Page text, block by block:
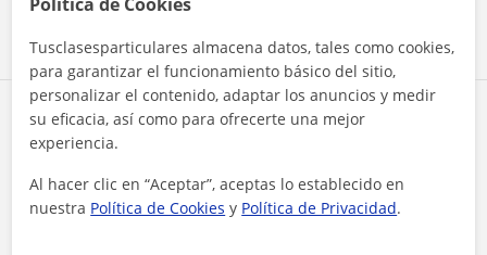
Zona de Jorge
Localidades a las que se desplaza para dar clase
Huelva (Ciudad)
Tusclasesparticulares almacena datos, tales como cookies,
para garantizar el funcionamiento básico del sitio,
personalizar el contenido, adaptar los anuncios y medir
su eficacia, así como para ofrecerte una mejor
experiencia.
Al hacer clic en “Aceptar”, aceptas lo establecido en
nuestra Política de Cookies y Política de Privacidad.